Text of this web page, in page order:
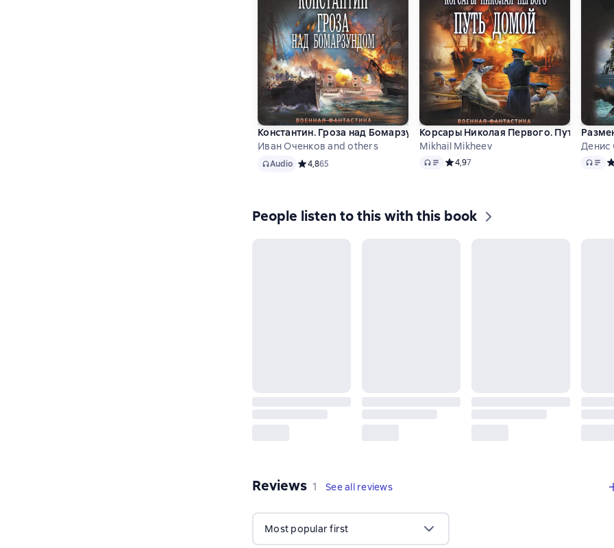
Константин. Гроза над Бомарзундом
Иван Оченков and others
AudioAudio Средний рейтинг 4,8 на основе 65 оценок
4,865
Корсары Николая Первого. Путь домой
Mikhail Mikheev
Audio Средний рейтинг 4,9 на основе 7 оценок
4,97
Денис
Audio
People listen to this with this book
Reviews 1 review
1 See all reviews
Most popular first